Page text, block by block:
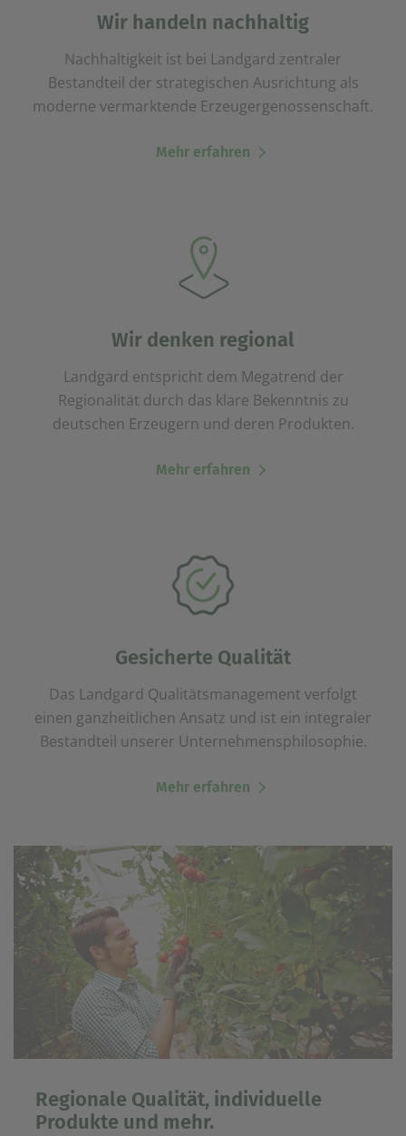
einem erneuten Besuch der Seite schnell wieder zur
Verfügung stellen.
Marketing
Wir verwenden Cookies für Personalisierung, um Ihnen
Inhalte anzuzeigen, die relevanter für Sie sind. So
können wir Ihnen beispielweise Angebote präsentieren,
Wir handeln nachhaltig
Nachhaltigkeit ist bei Landgard zentraler
Bestandteil der strategischen Ausrichtung als
moderne vermarktende Erzeugergenossenschaft.
Mehr erfahren
Wir denken regional
Landgard entspricht dem Megatrend der
Regionalität durch das klare Bekenntnis zu
deutschen Erzeugern und deren Produkten.
Mehr erfahren
Gesicherte Qualität
Das Landgard Qualitätsmanagement verfolgt
einen ganzheitlichen Ansatz und ist ein integraler
Bestandteil unserer Unternehmensphilosophie.
Mehr erfahren
Regionale Qualität, individuelle
Produkte und mehr.